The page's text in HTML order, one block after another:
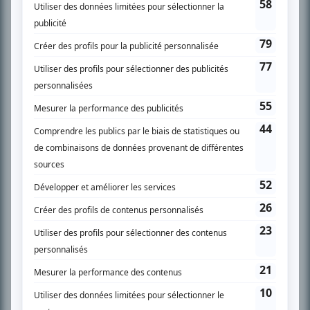
SUR LE RÉSEAU BIZZ MÉDIA
PLAN DU SITE
Accueil
Liste des oeuvres
Recherche avancée
À propos
Nous contacter
Termes et conditions
Politique de confidentialité
Gestion du consentement